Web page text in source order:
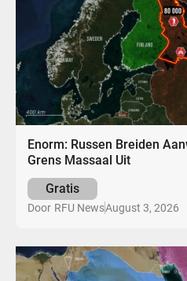
Enorm: Russen Breiden
Grens Massaal Uit
Gratis
Door RFU NewsAugust 3, 2026